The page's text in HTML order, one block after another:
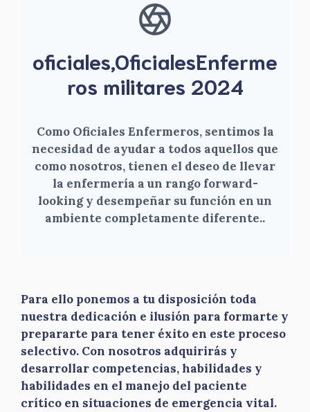
oficiales,OficialesEnferme
ros militares 2024
Como Oficiales Enfermeros, sentimos la
necesidad de ayudar a todos aquellos que
como nosotros, tienen el deseo de llevar
la enfermería a un rango forward-
looking y desempeñar su función en un
ambiente completamente diferente..
Para ello ponemos a tu disposición toda
nuestra dedicación e ilusión para formarte y
prepararte para tener éxito en este proceso
selectivo. Con nosotros adquirirás y
desarrollar competencias, habilidades y
habilidades en el manejo del paciente
crítico en situaciones de emergencia vital.